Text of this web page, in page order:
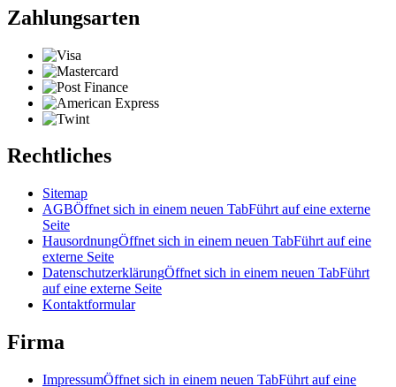
Zahlungsarten
Rechtliches
Sitemap
AGBÖffnet sich in einem neuen TabFührt auf eine externe
Seite
HausordnungÖffnet sich in einem neuen TabFührt auf eine
externe Seite
DatenschutzerklärungÖffnet sich in einem neuen TabFührt
auf eine externe Seite
Kontaktformular
Firma
ImpressumÖffnet sich in einem neuen TabFührt auf eine